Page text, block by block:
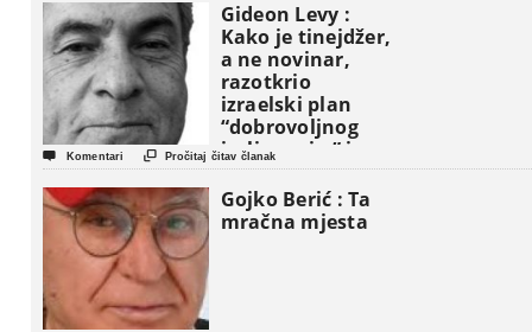
Gideon Levy :
Kako je tinejdžer,
a ne novinar,
razotkrio
izraelski plan
“dobrovoljnog
iseljavanja ” iz
Gaze
 Komentari  Pročitaj čitav članak
Gojko Berić : Ta
mračna mjesta